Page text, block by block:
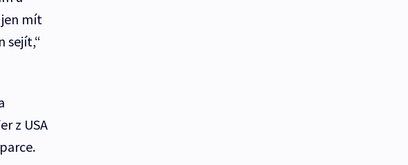
mít
sejít,“
z USA